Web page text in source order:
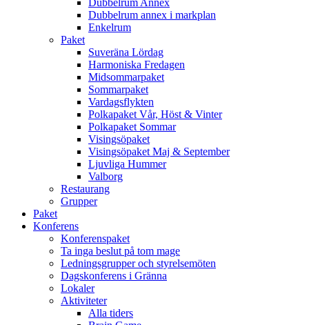
Dubbelrum Annex
Dubbelrum annex i markplan
Enkelrum
Paket
Suveräna Lördag
Harmoniska Fredagen
Midsommarpaket
Sommarpaket
Vardagsflykten
Polkapaket Vår, Höst & Vinter
Polkapaket Sommar
Visingsöpaket
Visingsöpaket Maj & September
Ljuvliga Hummer
Valborg
Restaurang
Grupper
Paket
Konferens
Konferenspaket
Ta inga beslut på tom mage
Ledningsgrupper och styrelsemöten
Dagskonferens i Gränna
Lokaler
Aktiviteter
Alla tiders